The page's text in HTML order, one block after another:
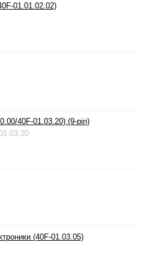
01.01.02.02)
40F-01.03.20) (9-pin)
(40F-01.03.05)